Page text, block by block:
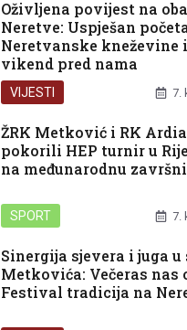
Oživljena povijest na
Neretve: Uspješan
Neretvanske kneževine
vikend pred nama
VIJESTI 7.
ŽRK Metković i RK
pokorili HEP turnir u Rijeci i
na međunarodnu
SPORT 7.
Sinergija sjevera i juga u
Metkovića: Večeras nas
Festival tradicija na